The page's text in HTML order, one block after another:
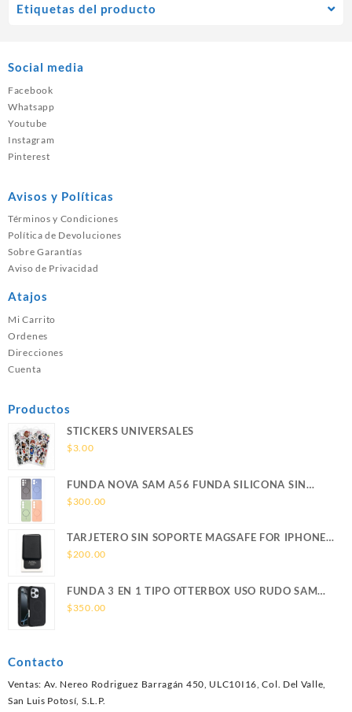
Etiquetas del producto
Social media
Facebook
Whatsapp
Youtube
Instagram
Pinterest
Avisos y Políticas
Términos y Condiciones
Política de Devoluciones
Sobre Garantías
Aviso de Privacidad
Atajos
Mi Carrito
Ordenes
Direcciones
Cuenta
Productos
STICKERS UNIVERSALES
$3.00
FUNDA NOVA SAM A56 FUNDA SILICONA SIN
SOPORTE MAGNETICO SAMSUNG
$300.00
TARJETERO SIN SOPORTE MAGSAFE FOR IPHONE
LEATHER WALLET MAGSAFE
$200.00
FUNDA 3 EN 1 TIPO OTTERBOX USO RUDO SAM
S26 ULTRA SAMSUNG S26 ULTRA
$350.00
Contacto
Ventas: Av. Nereo Rodriguez Barragán 450, ULC10I16, Col. Del Valle,
San Luis Potosí, S.L.P.